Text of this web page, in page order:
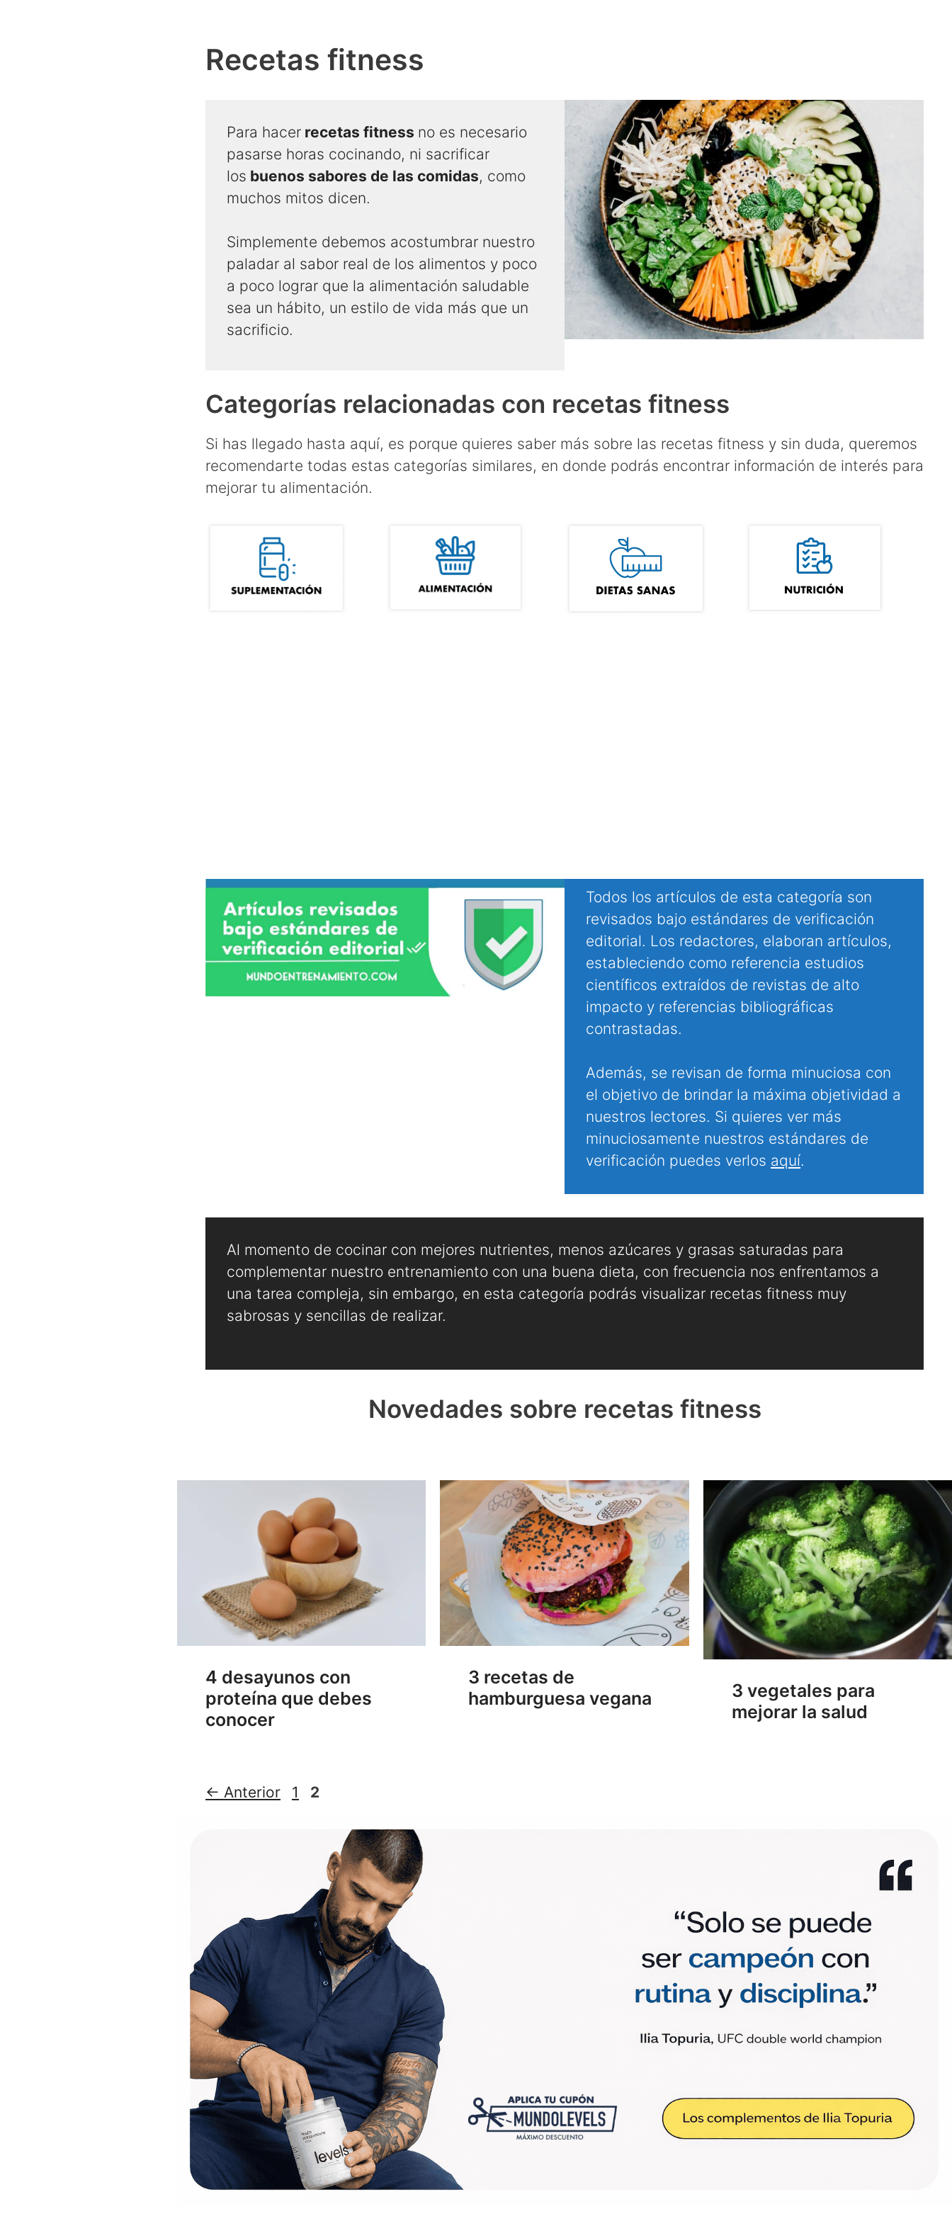
Recetas fitness
Para hacer recetas fitness no es necesario
pasarse horas cocinando, ni sacrificar
los buenos sabores de las comidas, como
muchos mitos dicen.
Simplemente debemos acostumbrar nuestro
paladar al sabor real de los alimentos y poco
a poco lograr que la alimentación saludable
sea un hábito, un estilo de vida más que un
sacrificio.
Categorías relacionadas con recetas fitness
Si has llegado hasta aquí, es porque quieres saber más sobre las recetas fitness y sin duda, queremos
recomendarte todas estas categorías similares, en donde podrás encontrar información de interés para
mejorar tu alimentación.
Todos los artículos de esta categoría son
revisados bajo estándares de verificación
editorial. Los redactores, elaboran artículos,
estableciendo como referencia estudios
científicos extraídos de revistas de alto
impacto y referencias bibliográficas
contrastadas.
Además, se revisan de forma minuciosa con
el objetivo de brindar la máxima objetividad a
nuestros lectores. Si quieres ver más
minuciosamente nuestros estándares de
verificación puedes verlos aquí.
Al momento de cocinar con mejores nutrientes, menos azúcares y grasas saturadas para
complementar nuestro entrenamiento con una buena dieta, con frecuencia nos enfrentamos a
una tarea compleja, sin embargo, en esta categoría podrás visualizar recetas fitness muy
sabrosas y sencillas de realizar.
Novedades sobre recetas fitness
4 desayunos con
proteína que debes
conocer
3 recetas de
hamburguesa vegana
3 vegetales para
mejorar la salud
← Anterior Página
1 Página
2